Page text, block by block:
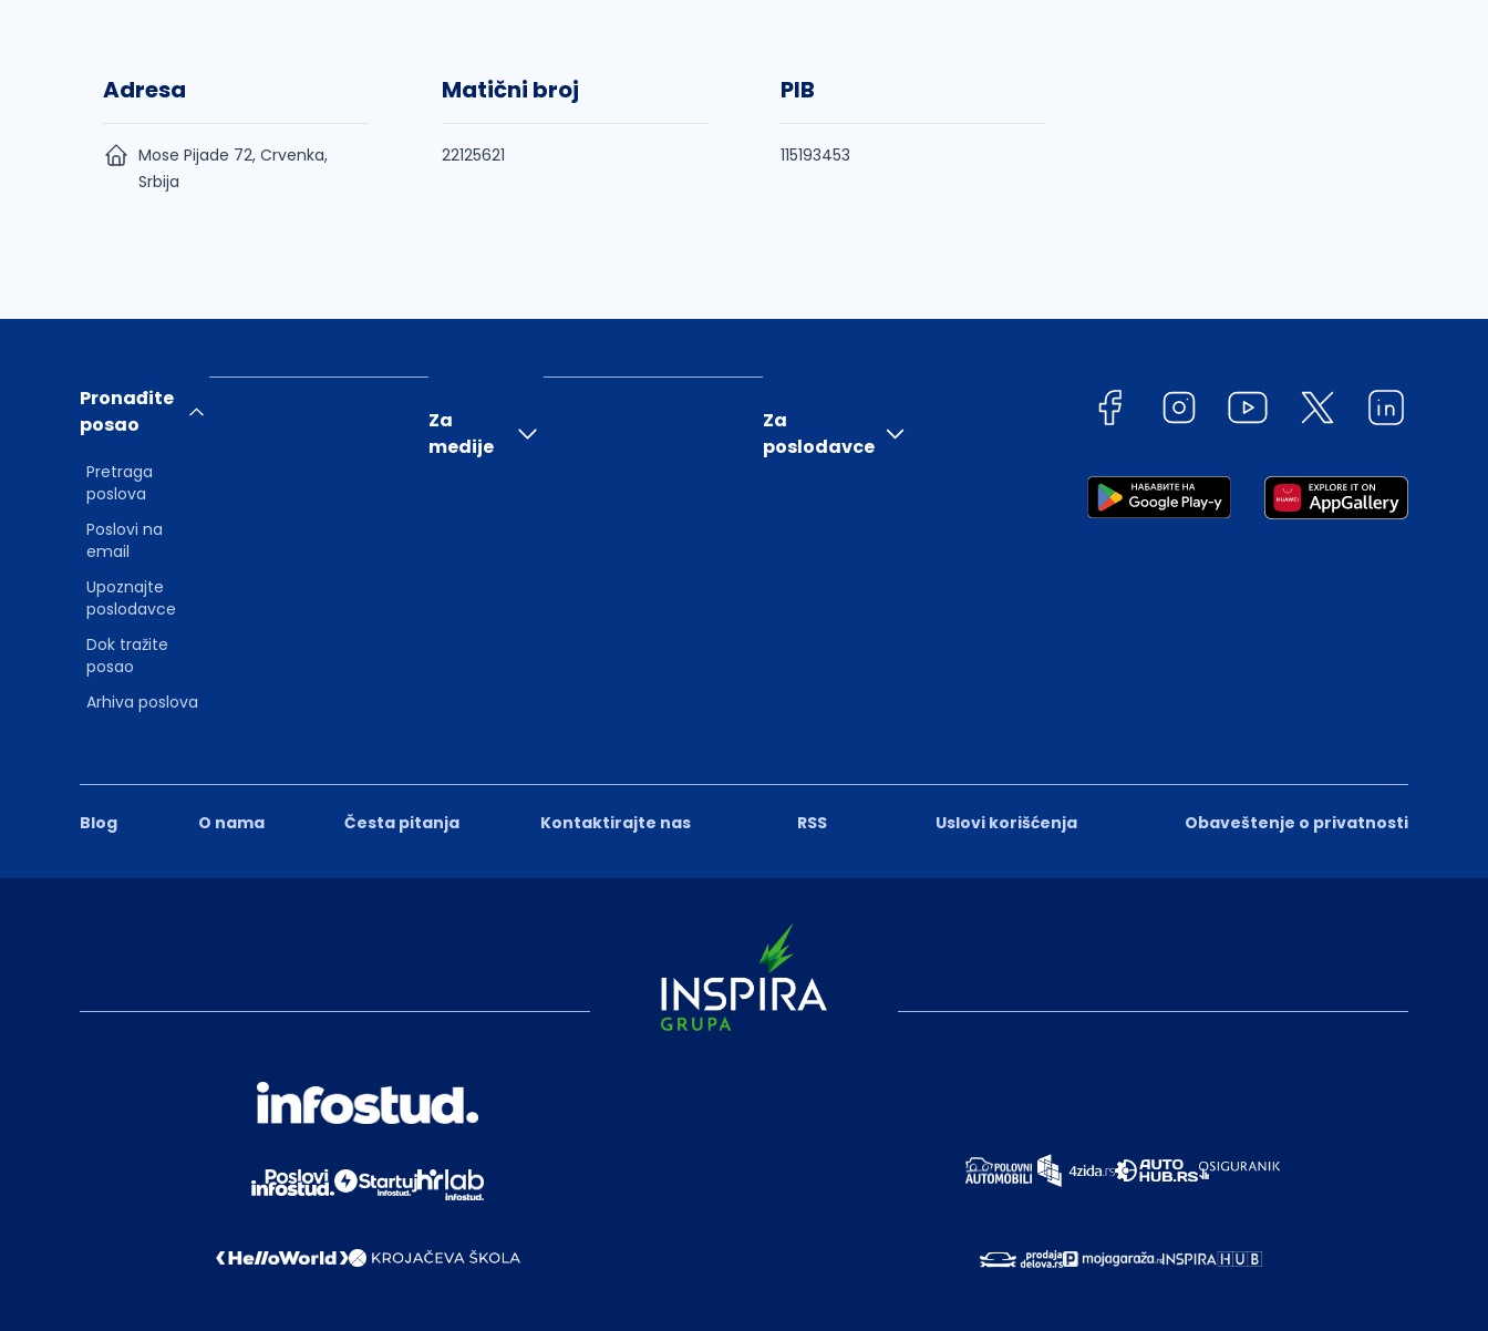
Adresa
Mose Pijade 72, Crvenka,
Srbija
Matični broj
22125621
PIB
115193453
Blog O nama Česta pitanja Kontaktirajte nas RSS Uslovi korišćenja Obaveštenje o privatnosti
Pronađite
posao
Pretraga
poslova
Poslovi na
email
Upoznajte
poslodavce
Dok tražite
posao
Arhiva poslova
Za
medije
Za
poslodavce